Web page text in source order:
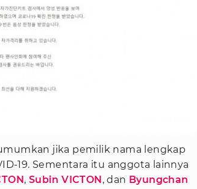
umumkan jika pemilik nama lengkap
19. Sementara itu anggota lainnya
, Subin VICTON , dan Byungchan